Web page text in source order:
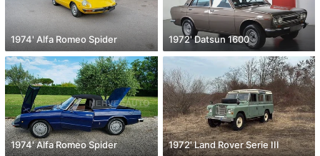
1974' Alfa Romeo Spider 1972' Datsun 1600
1974' Alfa Romeo Spider 1972' Land Rover Serie III